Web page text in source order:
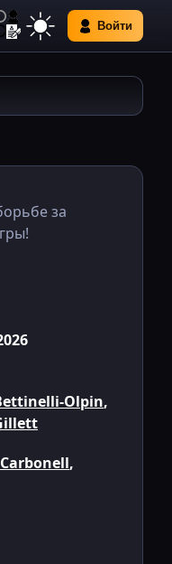
Войти
за
Olpin,
,